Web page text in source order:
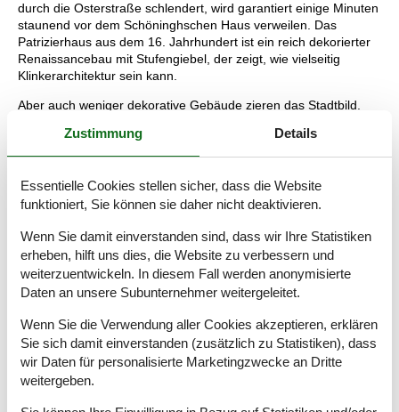
durch die Osterstraße schlendert, wird garantiert einige Minuten
staunend vor dem Schöninghschen Haus verweilen. Das
Patrizierhaus aus dem 16. Jahrhundert ist ein reich dekorierter
Renaissancebau mit Stufengiebel, der zeigt, wie vielseitig
Klinkerarchitektur sein kann.
Aber auch weniger dekorative Gebäude zieren das Stadtbild.
bemerkenswerte Eingang zum Automobil- und Spielemuseum.
Die ehemalige Scheune mit ihrer erstaunlichen Sammlung von
von vielen Gebäuden, die nicht nur von außen, sondern auch
von Innen zu bestaunen sind. Von Waloseum zum Kunsthaus
richtige Angebot in Norden.
Wenn die Sonne scheint, sollte man die Beine in die Hand
nehmen und Norddeich erkunden. Der direkt am Meer gelegene
Teil der Stadt ist ein Paradies für Stunden im und mit dem Meer.
Sandburgenbauer werden ihre pure Freude an dem
hervorragenden und sauberen Strand haben, während die
Wasserratten schwimmen gehen können und die gemütlichen
Vertreter der Reisenden sich im Strandkorb einmummeln. Bei
gutem Wind kann man Drachen steigen lassen und zuschauen,
wie ein Flickenteppich bunter Punkte am Himmel entsteht.
Zustimmung Details
Essentielle Cookies stellen sicher, dass die Website
funktioniert, Sie können sie daher nicht deaktivieren.
Wenn Sie damit einverstanden sind, dass wir Ihre Statistiken
erheben, hilft uns dies, die Website zu verbessern und
weiterzuentwickeln. In diesem Fall werden anonymisierte
Daten an unsere Subunternehmer weitergeleitet.
Wenn Sie die Verwendung aller Cookies akzeptieren, erklären
Sie sich damit einverstanden (zusätzlich zu Statistiken), dass
wir Daten für personalisierte Marketingzwecke an Dritte
weitergeben.